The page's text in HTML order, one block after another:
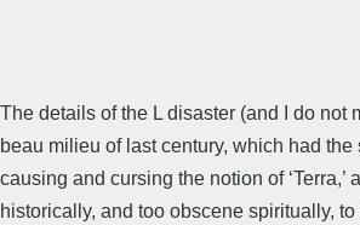
The details of the L disaster (and I do not
beau milieu of last century, which had the
causing and cursing the notion of ‘Terra,’
historically, and too obscene spiritually,